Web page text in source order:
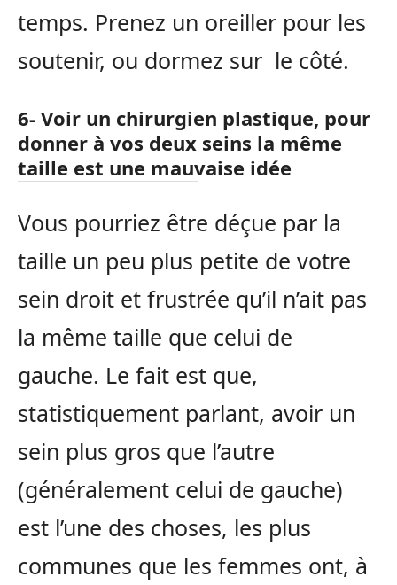
temps. Prenez un oreiller pour les
soutenir, ou dormez sur le côté.
6- Voir un chirurgien plastique, pour
donner à vos deux seins la même
taille est une mauvaise idée
Vous pourriez être déçue par la
taille un peu plus petite de votre
sein droit et frustrée qu’il n’ait pas
la même taille que celui de
gauche. Le fait est que,
statistiquement parlant, avoir un
sein plus gros que l’autre
(généralement celui de gauche)
est l’une des choses, les plus
communes que les femmes ont, à